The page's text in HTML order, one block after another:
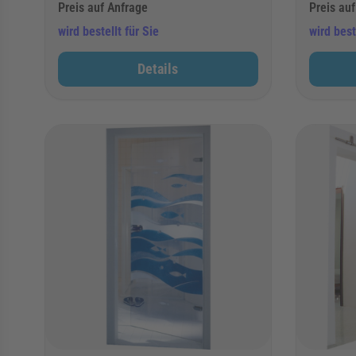
Preis auf Anfrage
wird bestellt für Sie
Details
Preis
wird